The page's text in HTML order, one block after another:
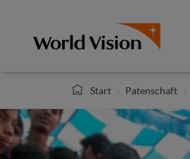
Start Patenschaft